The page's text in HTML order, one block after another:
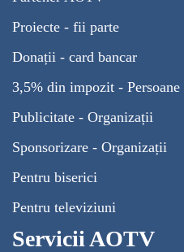
Proiecte - fii parte
Donații - card bancar
3,5% din impozit - Persoane
Publicitate - Organizații
Sponsorizare - Organizații
Pentru biserici
Pentru televiziuni
Servicii AOTV